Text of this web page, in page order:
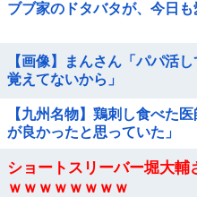
ブブ家のドタバタが、今日も
【画像】まんさん「パパ活
覚えてないから」
【九州名物】鶏刺し食べた
が良かったと思っていた」
ショートスリーバー堀大輔
ｗｗｗｗｗｗｗｗ